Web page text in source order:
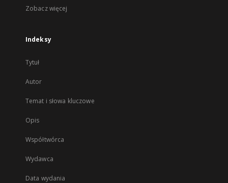
Zobacz więcej
Indeksy
Tytuł
Autor
Temat i słowa kluczowe
Opis
Współtwórca
Wydawca
Data wydania